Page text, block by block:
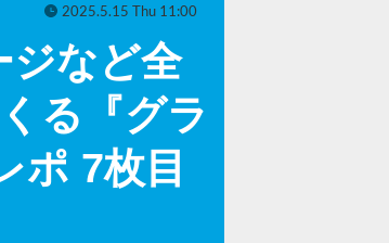
ジなど全
る『グラ
ポ 7枚目
2025.5.15 Thu 11:00